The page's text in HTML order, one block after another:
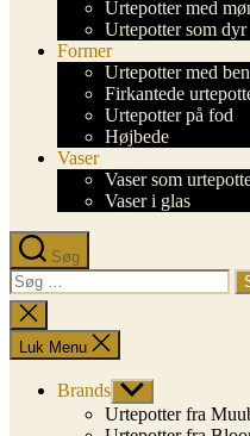
Urtepotter med
Urtepotter som dyr
Former
Urtepotter med ben
Firkantede
Urtepotter på fod
Højbede
Vaser
Vaser som
Vaser i glas
Søg
Søg
efter:
Luk
søgning
Luk Menu
Brands Vis
undermenu
Urtepotter fra